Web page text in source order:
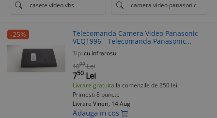
casete video vhs camera video panasonic
-25%
Telecomanda Camera Video Panasonic
VEQ1996 - Telecomanda Panasonic
Originala
Tip: cu infrarosu
1000 Lei
750 Lei
Livrare gratuita la comenzile de 350 lei
Primesti 8 puncte
Livrare Vineri, 14 Aug
Adauga in cos